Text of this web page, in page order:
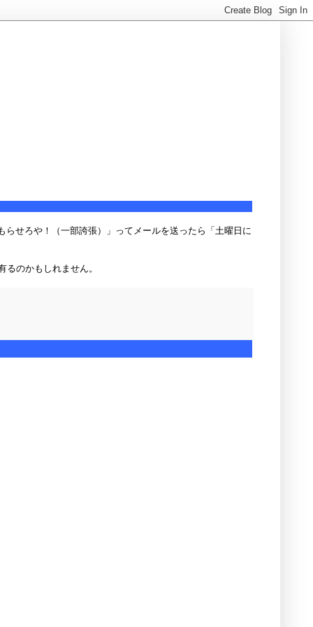
せろや！（一部誇張）」ってメールを送ったら「土曜日に
のかもしれません。